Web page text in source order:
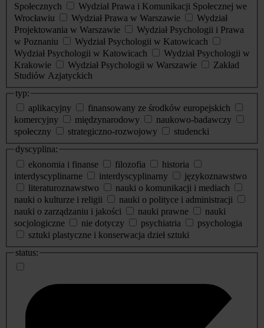
Społecznych
Wydział Prawa i Komunikacji Społecznej we
Wrocławiu
Wydział Prawa w Warszawie
Wydział
Projektowania w Warszawie
Wydział Psychologii i Prawa
w Poznaniu
Wydział Psychologii w Katowicach
Wydział Psychologii w Katowicach
Wydział Psychologii w
Krakowie
Wydział Psychologii w Warszawie
Zakład
Studiów Azjatyckich
typ:
aplikacyjny
finansowany ze środków europejskich
komercyjny
międzynarodowy
naukowo-badawczy
społeczny
strategiczno-rozwojowy
studencki
dyscyplina:
ekonomia i finanse
filozofia
historia
interdyscyplinarne
interdyscyplinarny
językoznawstwo
literaturoznawstwo
nauki o komunikacji i mediach
nauki o kulturze i religii
nauki o polityce i administracji
nauki o zarządzaniu i jakości
nauki prawne
nauki
socjologiczne
nie dotyczy psychiatria
psychologia
sztuki plastyczne i konserwacja dzieł sztuki
status: